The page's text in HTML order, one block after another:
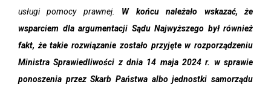
usługi pomocy prawnej. W końcu należało wskazać, że
wsparciem dla argumentacji Sądu Najwyższego był również
fakt, że takie rozwiązanie zostało przyjęte w rozporządzeniu
Ministra Sprawiedliwości z dnia 14 maja 2024 r. w sprawie
ponoszenia przez Skarb Państwa albo jednostki samorządu